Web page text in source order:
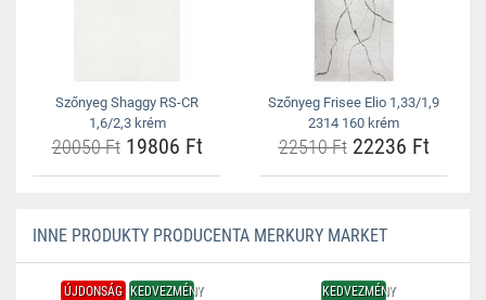
Szőnyeg Shaggy RS-CR
1,6/2,3 krém
20050 Ft19806 Ft
Szőnyeg Frisee Elio 1,33/1,9
2314 160 krém
22510 Ft22236 Ft
INNE PRODUKTY PRODUCENTA MERKURY MARKET
ÚJDONSÁG KEDVEZMÉNY KEDVEZMÉNY